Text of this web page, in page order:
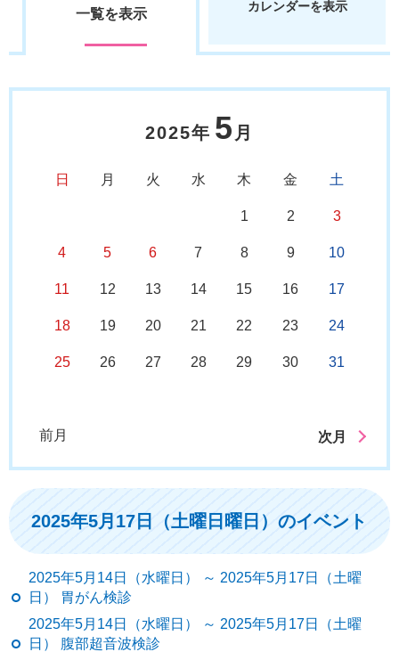
一覧を表示 カレンダーを表示
2025年 5 月
日 月 火 水 木 金 土
1 2 3
4 5 6 7 8 9 10
11 12 13 14 15 16 17
18 19 20 21 22 23 24
25 26 27 28 29 30 31
前月 次月
2025年5月17日（土曜日曜日）のイベント
2025年5月14日（水曜日） ～ 2025年5月17日（土曜
日） 胃がん検診
2025年5月14日（水曜日） ～ 2025年5月17日（土曜
日） 腹部超音波検診